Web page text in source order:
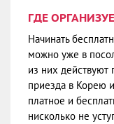
ГДЕ
Начинать
можно уже в
из них
приезда в Корею
платное и
нисколько не